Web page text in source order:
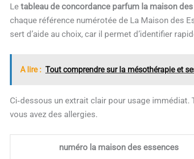
Le tableau de concordance parfum la maison
chaque référence numérotée de La Maison des
sert d’aide au choix, car il permet d’identifier
A lire : Tout comprendre sur la mésothérapie et
Ci‑dessous un extrait clair pour usage immédiat.
vous avez des allergies.
numéro la maison des essences